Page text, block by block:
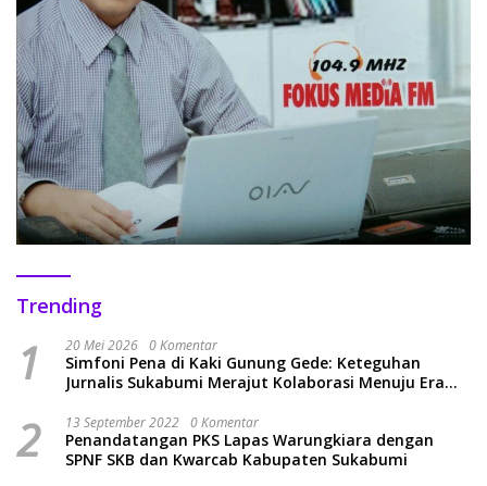
Trending
1 20 Mei 2026 0 Komentar
Simfoni Pena di Kaki Gunung Gede: Keteguhan
Jurnalis Sukabumi Merajut Kolaborasi Menuju Era
2 13 September 2022 0 Komentar
Penandatangan PKS Lapas Warungkiara dengan
SPNF SKB dan Kwarcab Kabupaten Sukabumi